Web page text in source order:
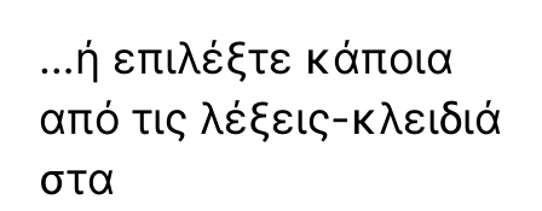
…ή επιλέξτε κάποια
από τις λέξεις-κλειδιά
στα